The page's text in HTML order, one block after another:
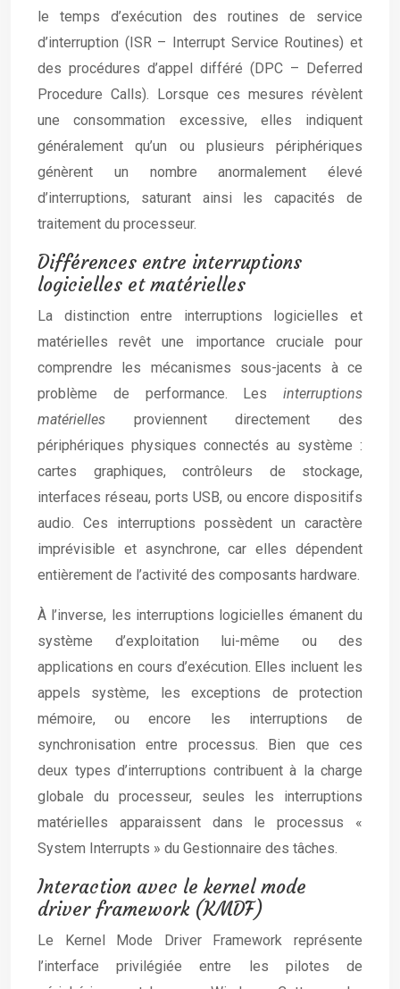
le temps d’exécution des routines de service
d’interruption (ISR – Interrupt Service Routines) et
des procédures d’appel différé (DPC – Deferred
Procedure Calls). Lorsque ces mesures révèlent
une consommation excessive, elles indiquent
généralement qu’un ou plusieurs périphériques
génèrent un nombre anormalement élevé
d’interruptions, saturant ainsi les capacités de
traitement du processeur.
Différences entre interruptions
logicielles et matérielles
La distinction entre interruptions logicielles et
matérielles revêt une importance cruciale pour
comprendre les mécanismes sous-jacents à ce
problème de performance. Les interruptions
matérielles proviennent directement des
périphériques physiques connectés au système :
cartes graphiques, contrôleurs de stockage,
interfaces réseau, ports USB, ou encore dispositifs
audio. Ces interruptions possèdent un caractère
imprévisible et asynchrone, car elles dépendent
entièrement de l’activité des composants hardware.
À l’inverse, les interruptions logicielles émanent du
système d’exploitation lui-même ou des
applications en cours d’exécution. Elles incluent les
appels système, les exceptions de protection
mémoire, ou encore les interruptions de
synchronisation entre processus. Bien que ces
deux types d’interruptions contribuent à la charge
globale du processeur, seules les interruptions
matérielles apparaissent dans le processus «
System Interrupts » du Gestionnaire des tâches.
Interaction avec le kernel mode
driver framework (KMDF)
Le Kernel Mode Driver Framework représente
l’interface privilégiée entre les pilotes de